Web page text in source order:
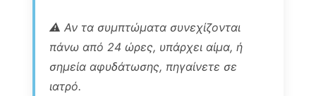
⚠️ Αν τα συμπτώματα συνεχίζονται
πάνω από 24 ώρες, υπάρχει αίμα, ή
σημεία αφυδάτωσης, πηγαίνετε σε
ιατρό.